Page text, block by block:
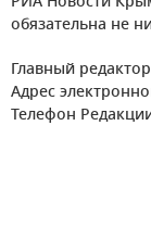
обязательна не
Главный
Адрес
Телефон